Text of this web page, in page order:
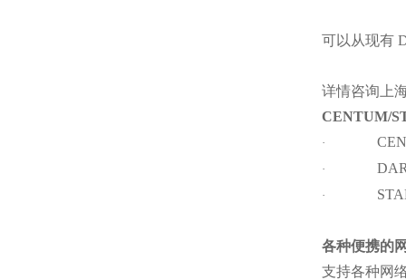
可以从现有
详情咨询上
CENTUM/
·
·
·
各种便携的
支持各种网